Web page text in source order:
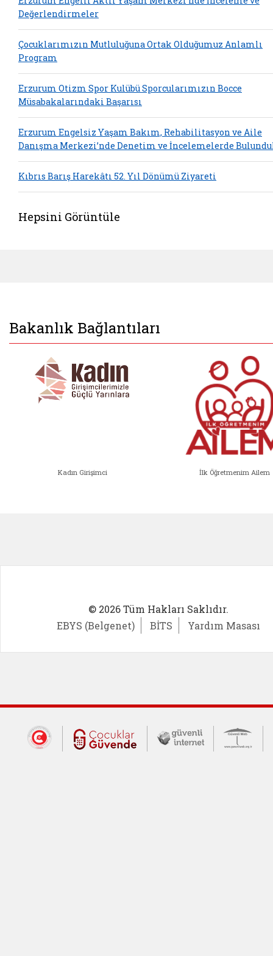
Değerlendirmeler
Çocuklarımızın Mutluluğuna Ortak Olduğumuz Anlamlı
Program
Erzurum Otizm Spor Kulübü Sporcularımızın Bocce
Müsabakalarındaki Başarısı
Erzurum Engelsiz Yaşam Bakım, Rehabilitasyon ve Aile
Danışma Merkezi’nde Denetim ve İncelemelerde
Kıbrıs Barış Harekâtı 52. Yıl Dönümü Ziyareti
Hepsini Görüntüle
Bakanlık Bağlantıları
Kadın Girişimci İlk Öğretmenim Ailem
© 2026 Tüm Hakları Saklıdır.
EBYS (Belgenet)
BİTS Yardım Masası
Dış Bağlantılar
Cumhurbaşkanlığı İletişim Merkezi
Çocuklar Güvende (yeni
Güvenli